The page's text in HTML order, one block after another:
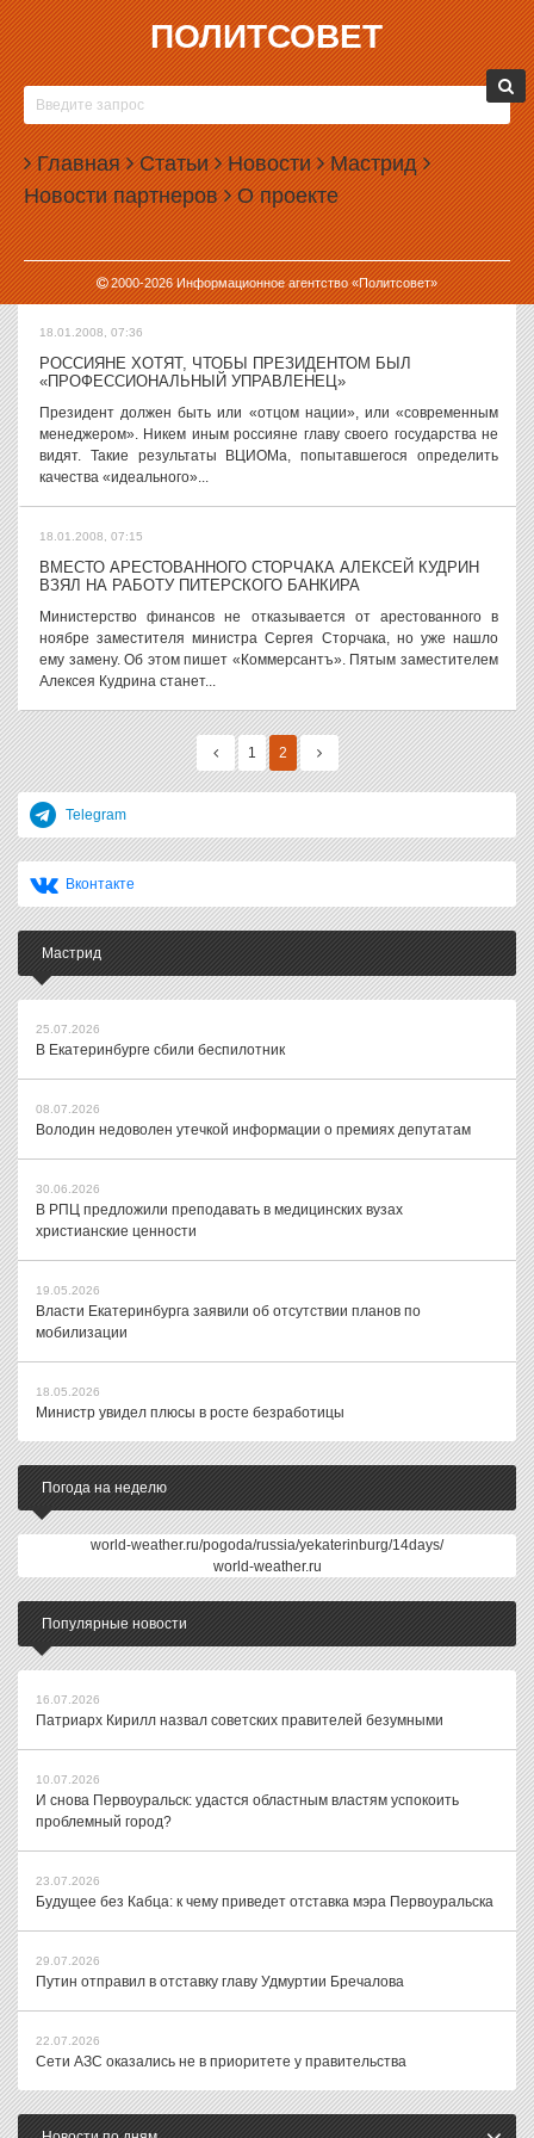
ПОЛИТСОВЕТ
Главная Статьи Новости Мастрид
Новости партнеров О проекте
2000-2026Информационное агентство «Политсовет»
18.01.2008, 07:43
КАБАЕВА РАЗВЛЕКАЮТСЯ
НА ЗАСЕДАНИЯХ ГОСДУМЫ.
ЕСТЬ ФОТО!
Газета «Коммерсантъ»,
известная своими
оригинальными фотонаходками, опубликовала скандальные
фотографии с заседания Государственной думы пятого созыва.
На фотографиях изображены депутаты от фракции...
18.01.2008, 07:36
РОССИЯНЕ ХОТЯТ, ЧТОБЫ ПРЕЗИДЕНТОМ БЫЛ
«ПРОФЕССИОНАЛЬНЫЙ УПРАВЛЕНЕЦ»
Президент должен быть или «отцом нации», или «современным
менеджером». Никем иным россияне главу своего государства не
видят. Такие результаты ВЦИОМа, попытавшегося определить
качества «идеального»...
18.01.2008, 07:15
ВМЕСТО АРЕСТОВАННОГО СТОРЧАКА АЛЕКСЕЙ КУДРИН
ВЗЯЛ НА РАБОТУ ПИТЕРСКОГО БАНКИРА
Министерство финансов не отказывается от арестованного в
ноябре заместителя министра Сергея Сторчака, но уже нашло
ему замену. Об этом пишет «Коммерсантъ». Пятым заместителем
Алексея Кудрина станет...
1 2
Telegram
Вконтакте
Мастрид
25.07.2026
В Екатеринбурге сбили беспилотник
08.07.2026
Володин недоволен утечкой информации о премиях депутатам
30.06.2026
В РПЦ предложили преподавать в медицинских вузах
христианские ценности
19.05.2026
Власти Екатеринбурга заявили об отсутствии планов по
мобилизации
18.05.2026
Министр увидел плюсы в росте безработицы
Погода на неделю
world-weather.ru/pogoda/russia/yekaterinburg/14days/
world-weather.ru
Популярные новости
16.07.2026
Патриарх Кирилл назвал советских правителей безумными
10.07.2026
И снова Первоуральск: удастся областным властям успокоить
проблемный город?
23.07.2026
Будущее без Кабца: к чему приведет отставка мэра Первоуральска
29.07.2026
Путин отправил в отставку главу Удмуртии Бречалова
22.07.2026
Сети АЗС оказались не в приоритете у правительства